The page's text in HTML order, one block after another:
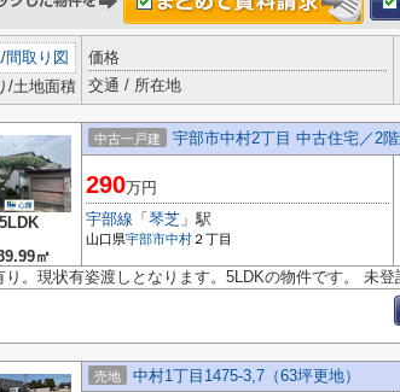
/間取り図
/土地面積
価格
交通 / 所在地
5LDK
㎡
中古一戸建 宇部市中村2丁目 中古住宅／2
290万円
宇部線 「 琴芝 」駅
山口県宇部市中村 ２丁目
り。現状有姿渡しとなります。5LDKの物件です。 未登
売地 中村1丁目1475-3,7（63坪更地）